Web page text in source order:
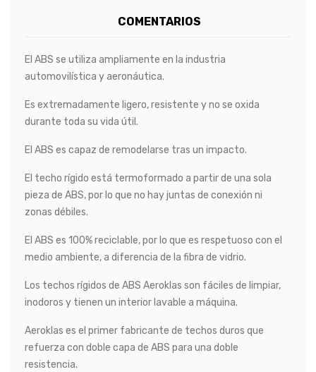
COMENTARIOS
El ABS se utiliza ampliamente en la industria
automovilística y aeronáutica.
Es extremadamente ligero, resistente y no se oxida
durante toda su vida útil.
El ABS es capaz de remodelarse tras un impacto.
El techo rígido está termoformado a partir de una sola
pieza de ABS, por lo que no hay juntas de conexión ni
zonas débiles.
El ABS es 100% reciclable, por lo que es respetuoso con el
medio ambiente, a diferencia de la fibra de vidrio.
Los techos rígidos de ABS Aeroklas son fáciles de limpiar,
inodoros y tienen un interior lavable a máquina.
Aeroklas es el primer fabricante de techos duros que
refuerza con doble capa de ABS para una doble
resistencia.